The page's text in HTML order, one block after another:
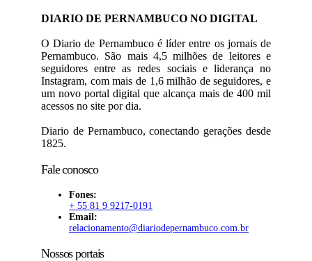
DIARIO DE PERNAMBUCO NO DIGITAL
O Diario de Pernambuco é líder entre os jornais de
Pernambuco. São mais 4,5 milhões de leitores e
seguidores entre as redes sociais e liderança no
Instagram, com mais de 1,6 milhão de seguidores, e
um novo portal digital que alcança mais de 400 mil
acessos no site por dia.
Diario de Pernambuco, conectando gerações desde
1825.
Fale conosco
Fones:
+ 55 81 9 9217-0191
Email:
relacionamento@diariodepernambuco.com.br
Nossos portais